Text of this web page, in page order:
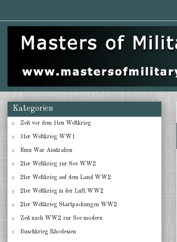
Kategorien
Zeit vor dem 1ten Weltkrieg
1ter Weltkrieg WW1
Emu War Australien
2ter Weltkrieg zur See WW2
2ter Weltkrieg auf dem Land WW2
2ter Weltkrieg in der Luft WW2
2ter Weltkrieg Startpackungen WW2
Zeit nach WW2 zur See modern
Buschkrieg Rhodesien